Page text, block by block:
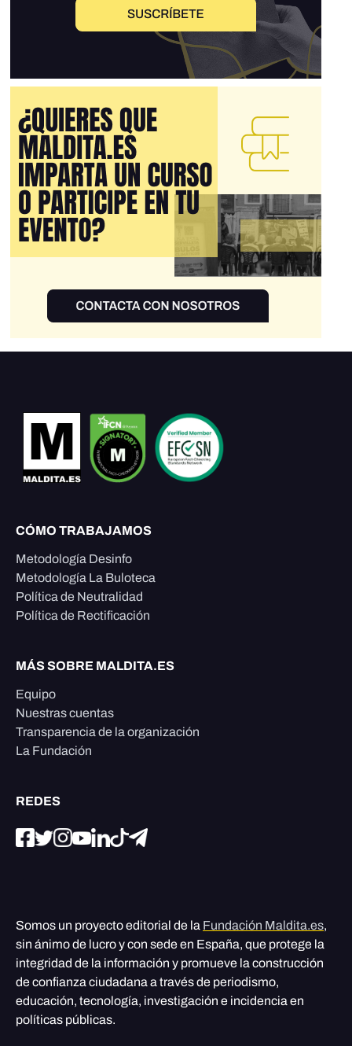
CÓMO TRABAJAMOS
Metodología Desinfo
Metodología La Buloteca
Política de Neutralidad
Política de Rectificación
MÁS SOBRE MALDITA.ES
Equipo
Nuestras cuentas
Transparencia de la organización
La Fundación
REDES
Somos un proyecto editorial de la Fundación Maldita.es,
sin ánimo de lucro y con sede en España, que protege la
integridad de la información y promueve la construcción
de confianza ciudadana a través de periodismo,
educación, tecnología, investigación e incidencia en
políticas públicas.